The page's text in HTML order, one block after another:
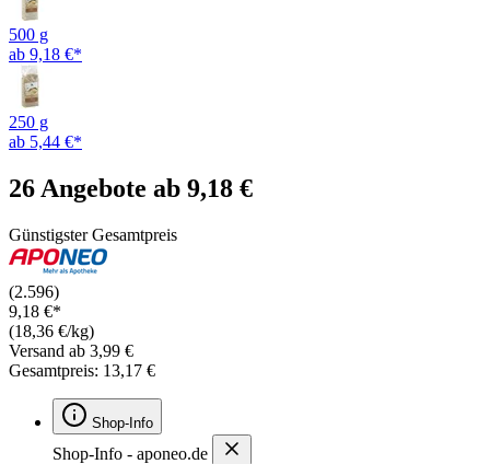
500 g
ab 9,18 €*
250 g
ab 5,44 €*
26 Angebote ab 9,18 €
Günstigster Gesamtpreis
(2.596)
9,18 €*
(18,36 €/kg)
Versand ab 3,99 €
Gesamtpreis: 13,17 €
Shop-Info
Shop-Info - aponeo.de